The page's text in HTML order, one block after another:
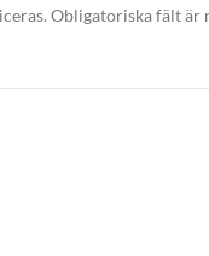
Obligatoriska fält är